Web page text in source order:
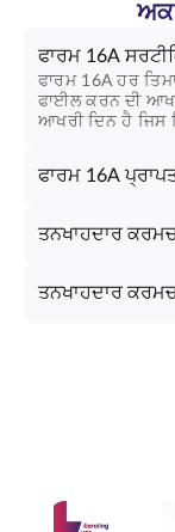
ਫਾਰਮ 16A
ਫਾਰਮ 16A ਹਰ
ਫਾਈਲ ਕਰਨ ਦੀ
ਆਖਰੀ ਦਿਨ ਹੈ ਜਿਸ
ਫਾਰਮ 16A
ਤਨਖਾਹਦਾਰ
ਤਨਖਾਹਦਾਰ